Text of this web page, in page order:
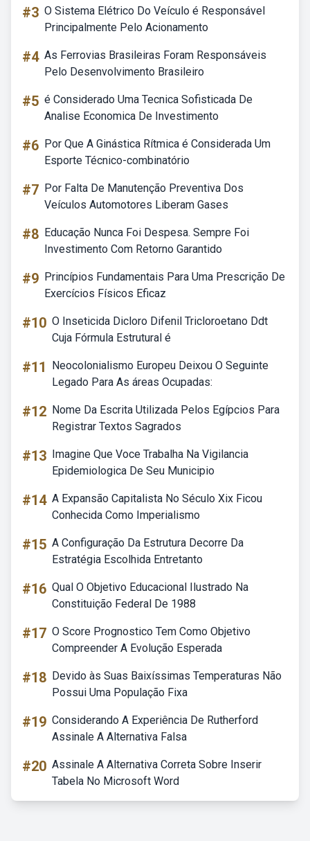
#3 O Sistema Elétrico Do Veículo é Responsável
Principalmente Pelo Acionamento
#4 As Ferrovias Brasileiras Foram Responsáveis
Pelo Desenvolvimento Brasileiro
#5 é Considerado Uma Tecnica Sofisticada De
Analise Economica De Investimento
#6 Por Que A Ginástica Rítmica é Considerada Um
Esporte Técnico-combinatório
#7 Por Falta De Manutenção Preventiva Dos
Veículos Automotores Liberam Gases
#8 Educação Nunca Foi Despesa. Sempre Foi
Investimento Com Retorno Garantido
#9 Princípios Fundamentais Para Uma Prescrição De
Exercícios Físicos Eficaz
#10 O Inseticida Dicloro Difenil Tricloroetano Ddt
Cuja Fórmula Estrutural é
#11
Neocolonialismo Europeu Deixou O Seguinte
Legado Para As áreas Ocupadas:
#12 Nome Da Escrita Utilizada Pelos Egípcios Para
Registrar Textos Sagrados
#13 Imagine Que Voce Trabalha Na Vigilancia
Epidemiologica De Seu Municipio
#14 A Expansão Capitalista No Século Xix Ficou
Conhecida Como Imperialismo
#15 A Configuração Da Estrutura Decorre Da
Estratégia Escolhida Entretanto
#16 Qual O Objetivo Educacional Ilustrado Na
Constituição Federal De 1988
#17 O Score Prognostico Tem Como Objetivo
Compreender A Evolução Esperada
#18 Devido às Suas Baixíssimas Temperaturas Não
Possui Uma População Fixa
#19 Considerando A Experiência De Rutherford
Assinale A Alternativa Falsa
#20 Assinale A Alternativa Correta Sobre Inserir
Tabela No Microsoft Word